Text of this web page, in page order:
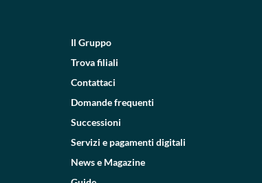
Il Gruppo
Trova filiali
Contattaci
Domande frequenti
Successioni
Servizi e pagamenti digitali
News e Magazine